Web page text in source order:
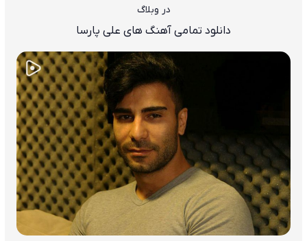
در وبلاگ
دانلود تمامی آهنگ های علی پارسا